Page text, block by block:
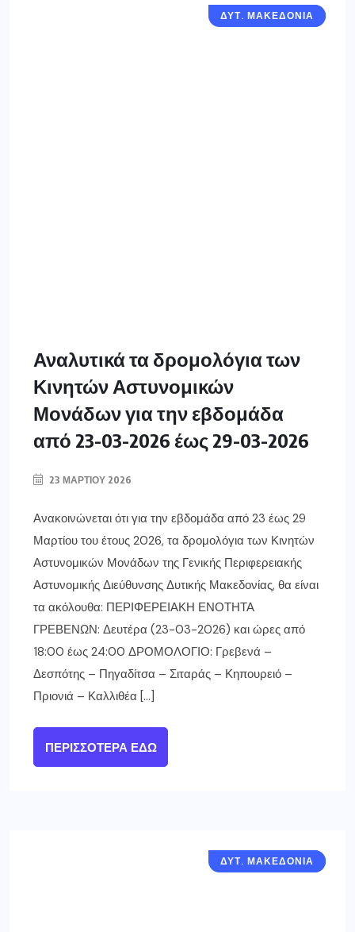
ΓΡΕΒΕΝΑ
ΔΥΤ. ΜΑΚΕΔΟΝΙΑ
Αναλυτικά τα δρομολόγια των
Κινητών Αστυνομικών
Μονάδων για την εβδομάδα
από 23-03-2026 έως 29-03-2026
23 ΜΑΡΤΊΟΥ 2026
Ανακοινώνεται ότι για την εβδομάδα από 23 έως 29
Μαρτίου του έτους 2026, τα δρομολόγια των Κινητών
Αστυνομικών Μονάδων της Γενικής Περιφερειακής
Αστυνομικής Διεύθυνσης Δυτικής Μακεδονίας, θα είναι
τα ακόλουθα: ΠΕΡΙΦΕΡΕΙΑΚΗ ΕΝΟΤΗΤΑ
ΓΡΕΒΕΝΩΝ: Δευτέρα (23-03-2026) και ώρες από
18:00 έως 24:00 ΔΡΟΜΟΛΟΓΙΟ: Γρεβενά –
Δεσπότης – Πηγαδίτσα – Σιταράς – Κηπουρειό –
Πριονιά – Καλλιθέα […]
ΠΕΡΙΣΣΌΤΕΡΑ ΕΔΏ
ΓΡΕΒΕΝΑ
ΔΥΤ. ΜΑΚΕΔΟΝΙΑ